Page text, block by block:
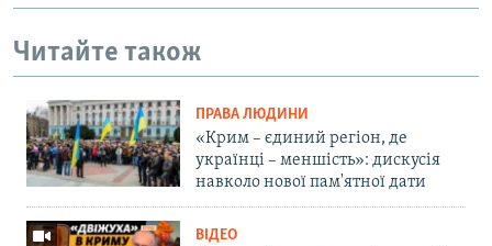
Читайте також
ПРАВА ЛЮДИНИ
«Крим – єдиний регіон, де
українці – меншість»: дискусія
навколо нової пам'ятної дати
ВІДЕО